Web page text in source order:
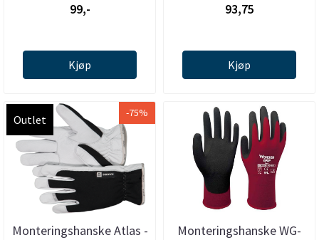
99,-
Kjøp
93,75
Kjøp
Outlet -75%
Monteringshanske Atlas -
Monteringshanske WG-